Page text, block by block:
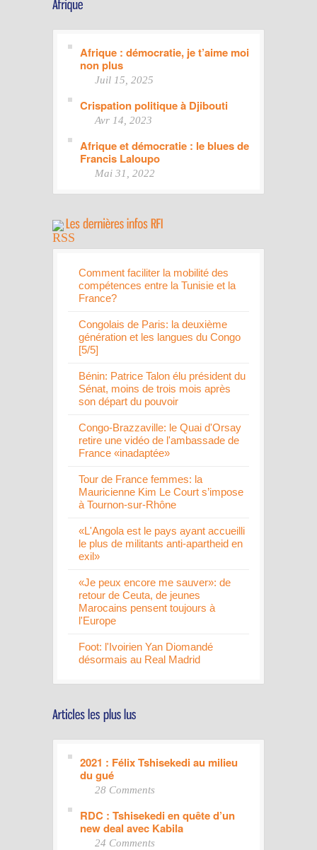
Afrique : démocratie, je t’aime moi
non plus
Juil 15, 2025
Crispation politique à Djibouti
Avr 14, 2023
Afrique et démocratie : le blues de
Francis Laloupo
Mai 31, 2022
Comment faciliter la mobilité des
compétences entre la Tunisie et la
France?
Congolais de Paris: la deuxième
génération et les langues du Congo
[5/5]
Bénin: Patrice Talon élu président du
Sénat, moins de trois mois après
son départ du pouvoir
Congo-Brazzaville: le Quai d'Orsay
retire une vidéo de l'ambassade de
France «inadaptée»
Tour de France femmes: la
Mauricienne Kim Le Court s’impose
à Tournon-sur-Rhône
«L'Angola est le pays ayant accueilli
le plus de militants anti-apartheid en
exil»
«Je peux encore me sauver»: de
retour de Ceuta, de jeunes
Marocains pensent toujours à
l'Europe
Foot: l'Ivoirien Yan Diomandé
désormais au Real Madrid
2021 : Félix Tshisekedi au milieu
du gué
28 Comments
RDC : Tshisekedi en quête d’un
new deal avec Kabila
24 Comments